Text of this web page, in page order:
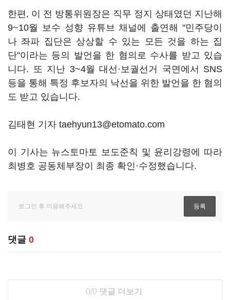
한편, 이 전 방통위원장은 직무 정지 상태였던 지난해
9~10월 보수 성향 유튜브 채널에 출연해 "민주당이
나 좌파 집단은 상상할 수 있는 모든 것을 하는 집
단"이라는 등의 발언을 한 혐의로 수사를 받고 있습
니다. 또 지난 3~4월 대선·보궐선거 국면에서 SNS
등을 통해 특정 후보자의 낙선을 위한 발언을 한 혐의
도 받고 있습니다.
김태현 기자 taehyun13@etomato.com
이 기사는 뉴스토마토 보도준칙 및 윤리강령에 따라
최병호 공동체부장이 최종 확인·수정했습니다.
댓글 0
0/0 댓글 더보기